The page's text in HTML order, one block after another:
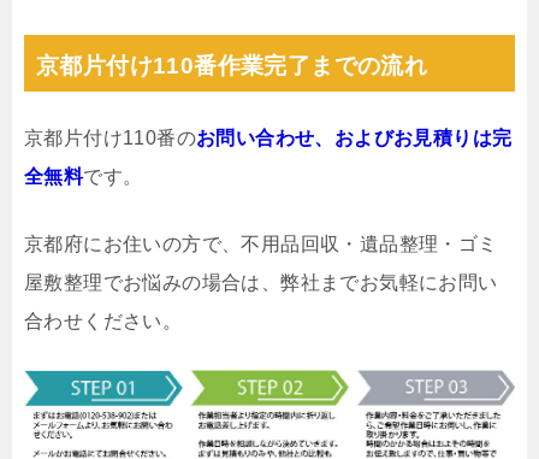
京都片付け110番作業完了までの流れ
京都片付け110番のお問い合わせ、およびお見積りは完
全無料です。
京都府にお住いの方で、不用品回収・遺品整理・ゴミ
屋敷整理でお悩みの場合は、弊社までお気軽にお問い
合わせください。